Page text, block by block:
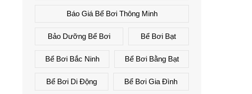
Báo Giá Bể Bơi Thông Minh
Bảo Dưỡng Bể Bơi Bể Bơi Bạt
Bể Bơi Bắc Ninh Bể Bơi Bằng Bạt
Bể Bơi Di Động Bể Bơi Gia Đình